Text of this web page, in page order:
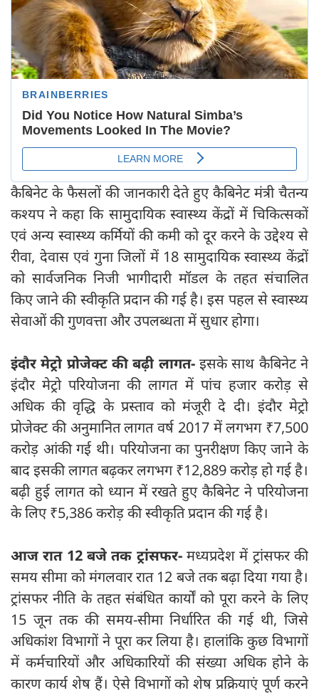
कैबिनेट के फैसलों की जानकारी देते हुए कैबिनेट मंत्री चैतन्य
कश्यप ने कहा कि सामुदायिक स्वास्थ्य केंद्रों में चिकित्सकों
एवं अन्य स्वास्थ्य कर्मियों की कमी को दूर करने के उद्देश्य से
रीवा, देवास एवं गुना जिलों में 18 सामुदायिक स्वास्थ्य केंद्रों
को सार्वजनिक निजी भागीदारी मॉडल के तहत संचालित
किए जाने की स्वीकृति प्रदान की गई है। इस पहल से स्वास्थ्य
सेवाओं की गुणवत्ता और उपलब्धता में सुधार होगा।
इंदौर मेट्रो प्रोजेक्ट की बढ़ी लागत-इसके साथ कैबिनेट ने
इंदौर मेट्रो परियोजना की लागत में पांच हजार करोड़ से
अधिक की वृद्धि के प्रस्ताव को मंजूरी दे दी। इंदौर मेट्रो
प्रोजेक्ट की अनुमानित लागत वर्ष 2017 में लगभग ₹7,500
करोड़ आंकी गई थी। परियोजना का पुनरीक्षण किए जाने के
बाद इसकी लागत बढ़कर लगभग ₹12,889 करोड़ हो गई है।
बढ़ी हुई लागत को ध्यान में रखते हुए कैबिनेट ने परियोजना
के लिए ₹5,386 करोड़ की स्वीकृति प्रदान की गई है।
आज रात 12 बजे तक ट्रांसफर- मध्यप्रदेश में ट्रांसफर की
समय सीमा को मंगलवार रात 12 बजे तक बढ़ा दिया गया है।
ट्रांसफर नीति के तहत संबंधित कार्यों को पूरा करने के लिए
15 जून तक की समय-सीमा निर्धारित की गई थी, जिसे
अधिकांश विभागों ने पूरा कर लिया है। हालांकि कुछ विभागों
में कर्मचारियों और अधिकारियों की संख्या अधिक होने के
कारण कार्य शेष हैं। ऐसे विभागों को शेष प्रक्रियाएं पूर्ण करने